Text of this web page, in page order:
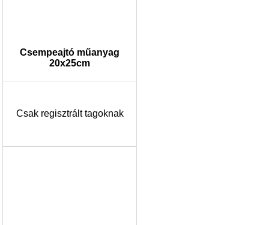
Csempeajtó műanyag
20x25cm
Csak regisztrált tagoknak